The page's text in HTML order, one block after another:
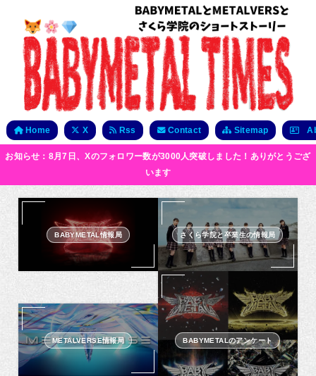
Home X Rss Contact Sitemap
お知らせ：8月7日、Xのフォロワー数が3000人突破しました！ありがとうござ
います
BABYMETAL情報局 さくら学院と卒業生の情報局
METALVERSE情報局 BABYMETALのアンケート